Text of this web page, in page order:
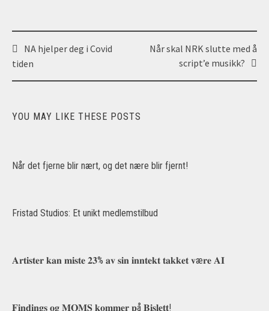
Post
navigation
NA hjelper deg i Covid
tiden
Når skal NRK slutte med å
script’e musikk?
YOU MAY LIKE THESE POSTS
Når det fjerne blir nært, og det nære blir fjernt!
Fristad Studios: Et unikt medlemstilbud
𝐀𝐫𝐭𝐢𝐬𝐭𝐞𝐫 𝐤𝐚𝐧 𝐦𝐢𝐬𝐭𝐞 𝟐𝟑% 𝐚𝐯 𝐬𝐢𝐧 𝐢𝐧𝐧𝐭𝐞𝐤𝐭 𝐭𝐚𝐤𝐤𝐞𝐭 𝐯æ𝐫𝐞 𝐀𝐈
𝐅𝐢𝐧𝐝𝐢𝐧𝐠𝐬 𝐨𝐠 𝐌𝐎𝐌𝐒 𝐤𝐨𝐦𝐦𝐞𝐫 𝐩å 𝐁𝐢𝐬𝐥𝐞𝐭𝐭!